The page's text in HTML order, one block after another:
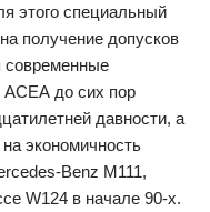
этого специальный
получение допусков
современные
АСЕА до сих пор
давности, а
экономичность
Benz M111,
W124 в начале 90-х.